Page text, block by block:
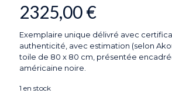
2325,00€
Exemplaire unique délivré avec
authenticité, avec estimation (selon
toile de 80 x 80 cm, présentée
américaine noire.
1 en stock